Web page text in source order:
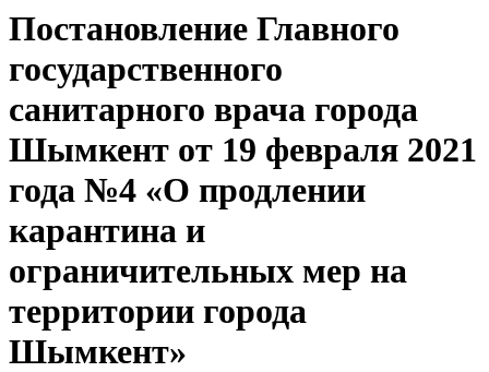
Постановление Главного
государственного
санитарного врача города
Шымкент от 19 февраля 2021
года №4 «О продлении
карантина и
ограничительных мер на
территории города
Шымкент»